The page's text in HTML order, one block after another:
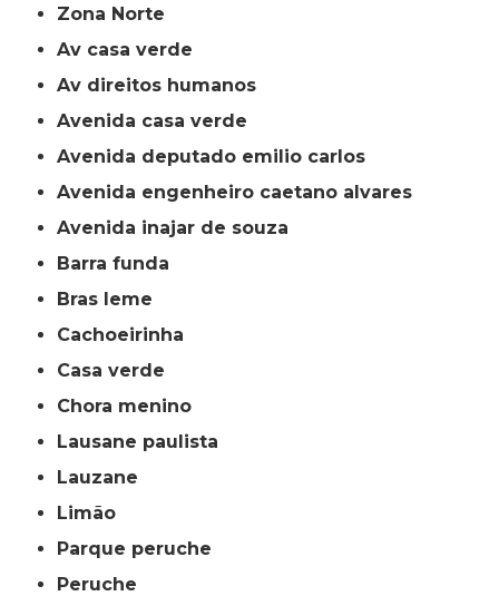
Zona Norte
av casa verde
av direitos humanos
avenida casa verde
avenida deputado emilio carlos
avenida engenheiro caetano alvares
avenida inajar de souza
barra funda
bras leme
cachoeirinha
casa verde
chora menino
lausane paulista
lauzane
limão
parque peruche
peruche